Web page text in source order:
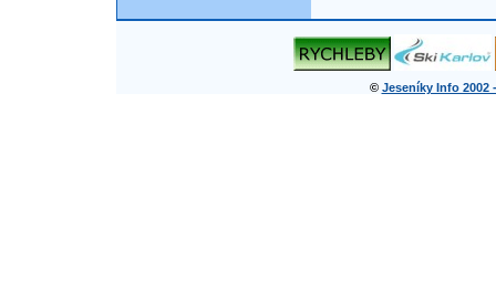
© Jeseníky Info 2002